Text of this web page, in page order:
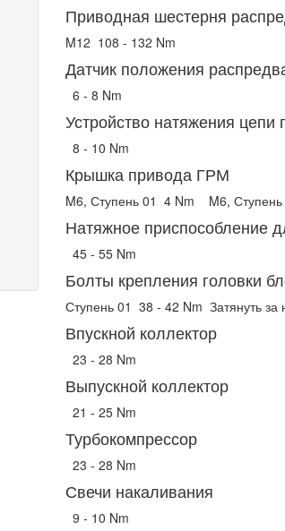
Приводная шестерня
M12 108 - 132 Nm
Датчик положения
6 - 8 Nm
Устройство натяжения
8 - 10 Nm
Крышка привода ГРМ
M6, Ступень 01 4 Nm M6,
Натяжное приспособление
45 - 55 Nm
Болты крепления головки
Ступень 01 38 - 42 Nm Затянуть за
Впускной коллектор
23 - 28 Nm
Выпускной коллектор
21 - 25 Nm
Турбокомпрессор
23 - 28 Nm
Свечи накаливания
9 - 10 Nm